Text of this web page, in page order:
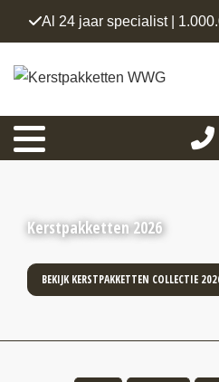
Al 24 jaar specialist |
Kerstpakketten 2026
BEKIJK KERSTPAKKETTEN COLLECTIE